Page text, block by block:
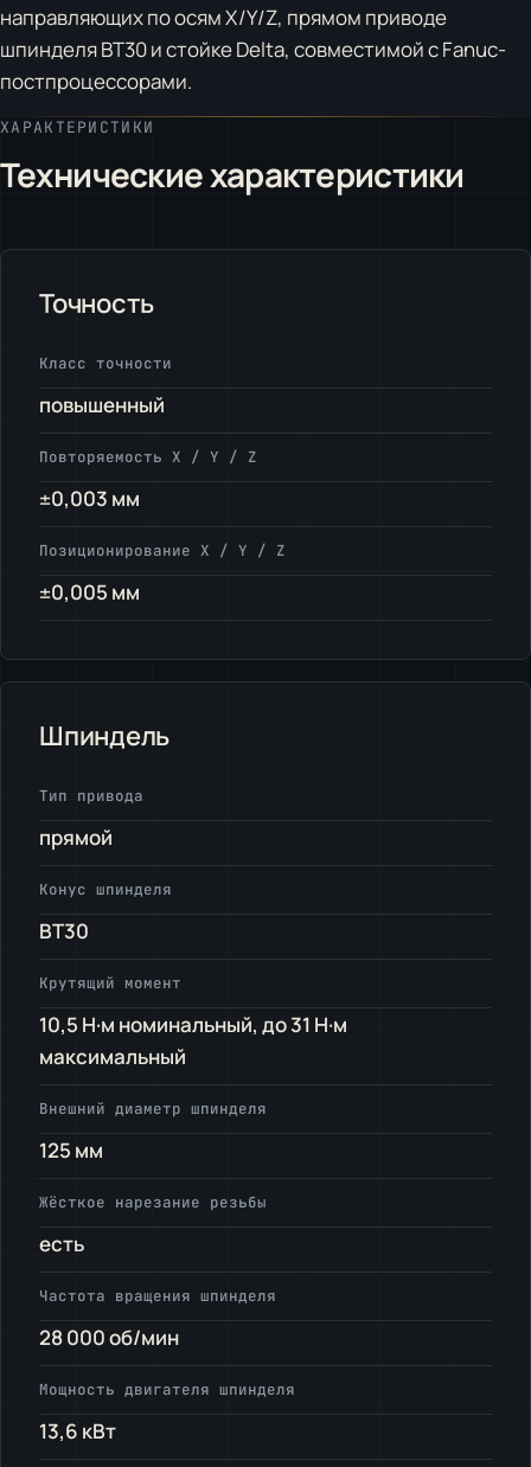
направляющих по осям X/Y/Z, прямом приводе
шпинделя BT30 и стойке Delta, совместимой с Fanuc-
постпроцессорами.
ХАРАКТЕРИСТИКИ
Технические характеристики
Точность
Класс точности
повышенный
Повторяемость X / Y / Z
±0,003 мм
Позиционирование X / Y / Z
±0,005 мм
Шпиндель
Тип привода
прямой
Конус шпинделя
BT30
Крутящий момент
10,5 Н·м номинальный, до 31 Н·м
максимальный
Внешний диаметр шпинделя
125 мм
Жёсткое нарезание резьбы
есть
Частота вращения шпинделя
28 000 об/мин
Мощность двигателя шпинделя
13,6 кВт